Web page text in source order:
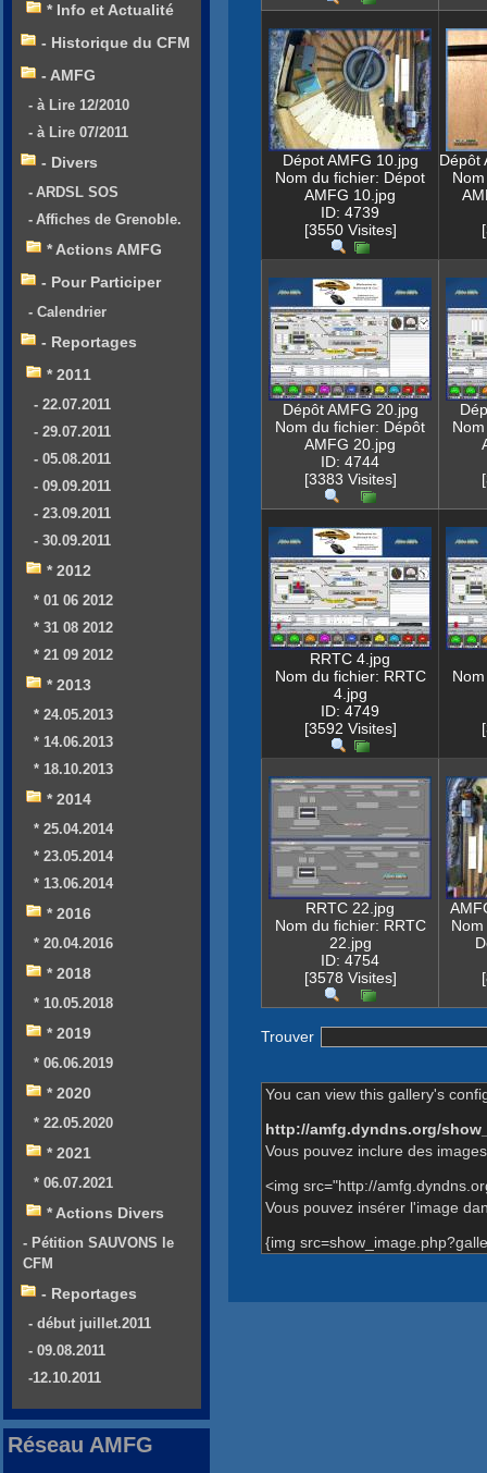
Dépot AMFG 10.jpg
Nom du fichier: Dépot
AMFG 10.jpg
ID: 4739
[3550 Visites]
Dépôt
Dépôt AMFG 20.jpg
Nom du fichier: Dépôt
AMFG 20.jpg
ID: 4744
[3383 Visites]
RRTC 4.jpg
Nom du fichier: RRTC
4.jpg
ID: 4749
[3592 Visites]
RRTC 22.jpg
Nom du fichier: RRTC
22.jpg
ID: 4754
[3578 Visites]
Trouver
You can view this gallery's
http://amfg.dyndns.org/
Vous pouvez inclure des
<img src="http://
Vous pouvez insérer l'image
{img
* Info et Actualité
- Historique du CFM
- AMFG
- à Lire 12/2010
- à Lire 07/2011
- Divers
- ARDSL SOS
- Affiches de Grenoble.
* Actions AMFG
- Pour Participer
- Calendrier
- Reportages
* 2011
- 22.07.2011
- 29.07.2011
- 05.08.2011
- 09.09.2011
- 23.09.2011
- 30.09.2011
* 2012
* 01 06 2012
* 31 08 2012
* 21 09 2012
* 2013
* 24.05.2013
* 14.06.2013
* 18.10.2013
* 2014
* 25.04.2014
* 23.05.2014
* 13.06.2014
* 2016
* 20.04.2016
* 2018
* 10.05.2018
* 2019
* 06.06.2019
* 2020
* 22.05.2020
* 2021
* 06.07.2021
* Actions Divers
- Pétition SAUVONS le
CFM
- Reportages
- début juillet.2011
- 09.08.2011
-12.10.2011
Réseau AMFG